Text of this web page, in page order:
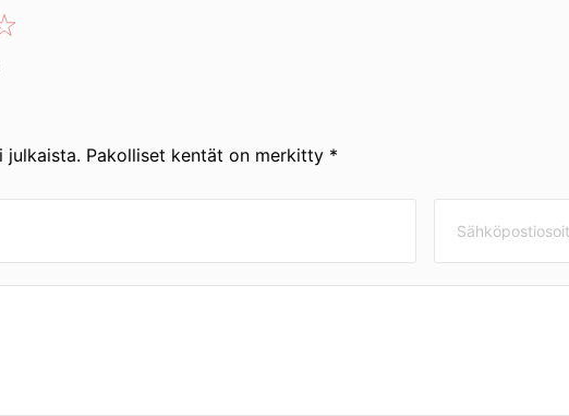
julkaista. Pakolliset kentät on merkitty *